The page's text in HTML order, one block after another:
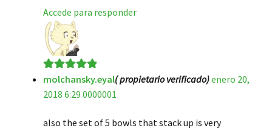
Accede para responder
Valorado en5
de 5
molchansky.eyal( propietario verificado)enero 20,
2018 6:29 0000001
also the set of 5 bowls that stack up is very